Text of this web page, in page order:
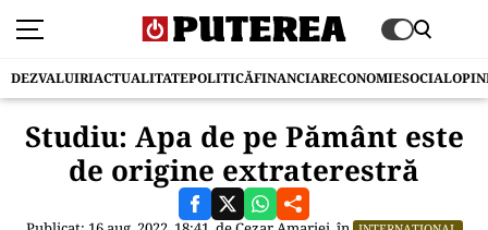
DEZVALUIRIACTUALITATEPOLITICĂFINANCIARECONOMIESOCIAL
Studiu: Apa de pe Pământ este
de origine extraterestră